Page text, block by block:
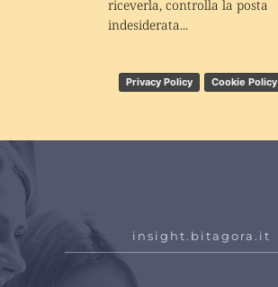
riceverla, controlla la posta
indesiderata...
Privacy Policy Cookie Policy
insight.bitagora.it